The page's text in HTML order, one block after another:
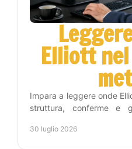
Elliott
Impara a leggere onde
struttura, conferme e
30 luglio 2026